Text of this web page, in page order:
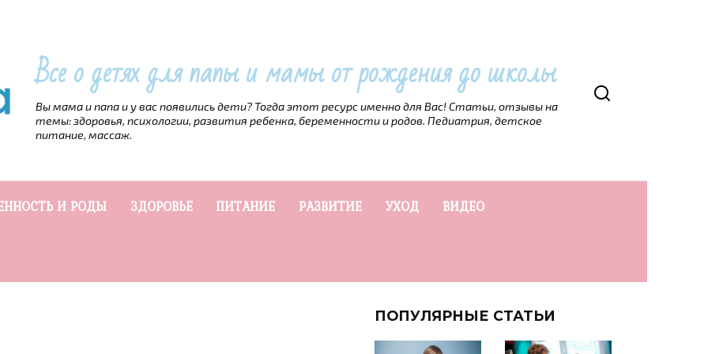
Все о детях для папы и мамы от рождения до школы
Вы мама и папа и у вас появились дети? Тогда этот ресурс именно для Вас! Статьи, отзывы на
темы: здоровья, психологии, развития ребенка, беременности и родов. Педиатрия, детское
питание, массаж.
И РОДЫ ЗДОРОВЬЕ ПИТАНИЕ РАЗВИТИЕ УХОД ВИДЕО
ПОПУЛЯРНЫЕ СТАТЬИ